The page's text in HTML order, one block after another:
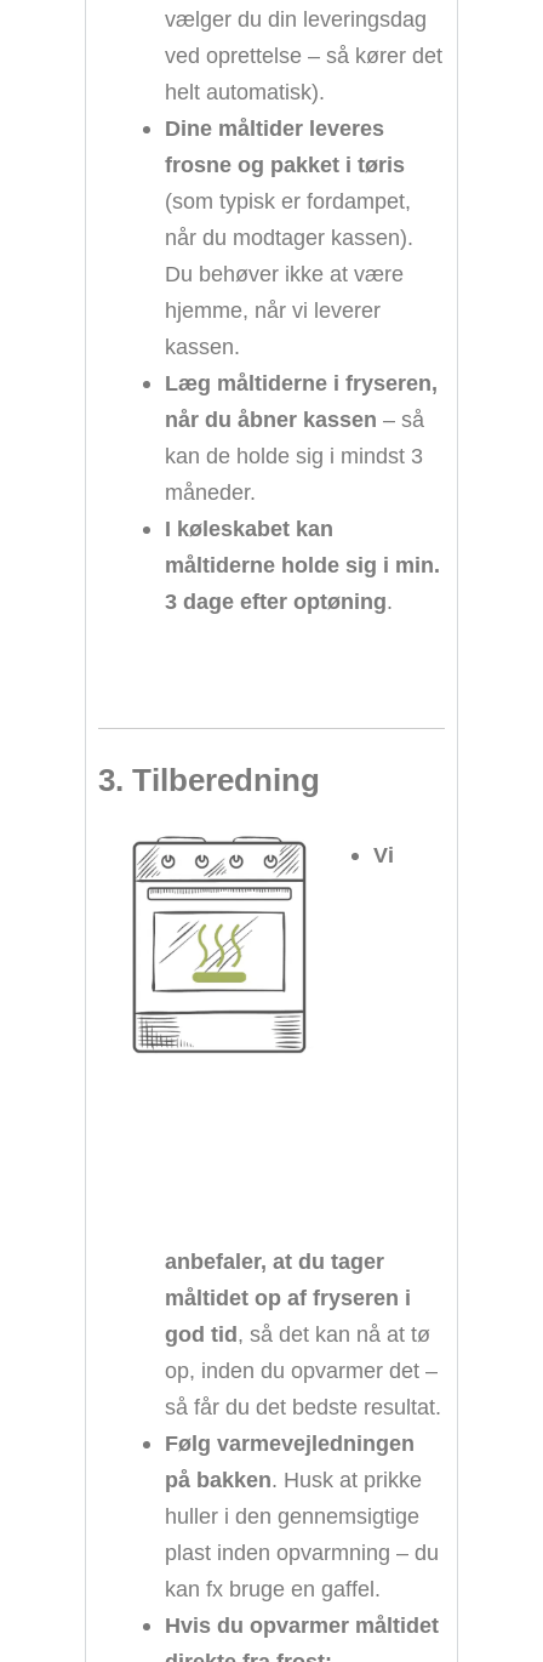
vælger du din leveringsdag
ved oprettelse – så kører det
helt automatisk).
Dine måltider leveres
frosne og pakket i tøris
(som typisk er fordampet,
når du modtager kassen).
Du behøver ikke at være
hjemme, når vi leverer
kassen.
Læg måltiderne i fryseren,
når du åbner kassen – så
kan de holde sig i mindst 3
måneder.
I køleskabet kan
måltiderne holde sig i min.
3 dage efter optøning.
3. Tilberedning
Vi
anbefaler, at du tager
måltidet op af fryseren i
god tid, så det kan nå at tø
op, inden du opvarmer det –
så får du det bedste resultat.
Følg varmevejledningen
på bakken. Husk at prikke
huller i den gennemsigtige
plast inden opvarmning – du
kan fx bruge en gaffel.
Hvis du opvarmer måltidet